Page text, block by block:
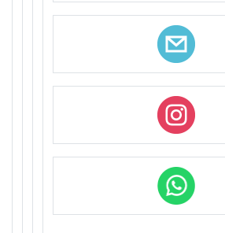
ממחלקה לקולנוע